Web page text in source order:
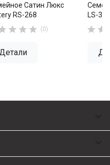
Сатин Люкс
RS-268
   (0)
LS-32
 